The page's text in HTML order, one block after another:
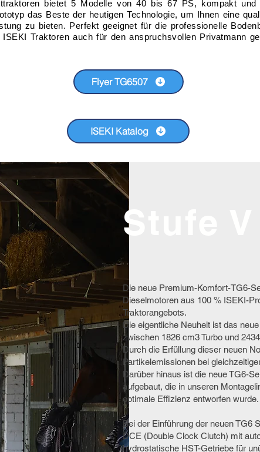
bietet 5 Modelle von 40 bis 67 PS, kompakt
das Beste der heutigen Technologie, um Ihnen eine
zu bieten. Perfekt geeignet für die professionelle
Traktoren auch für den anspruchsvollen Privatmann
Flyer TG6507
ISEKI Katalog
Stufe V
Die neue Premium-Komfort-TG6-
Dieselmotoren aus 100 % ISEKI-
Traktorangebots.
Die eigentliche Neuheit ist das
zwischen 1826 cm3 Turbo und
Durch die Erfüllung dieser neuen
Partikelemissionen bei
Darüber hinaus ist die neue TG6-
aufgebaut, die in unseren
optimale Effizienz entworfen wurde.
Bei der Einführung der neuen TG6
DCE (Double Clock Clutch) mit
hydrostatische HST-Getriebe für